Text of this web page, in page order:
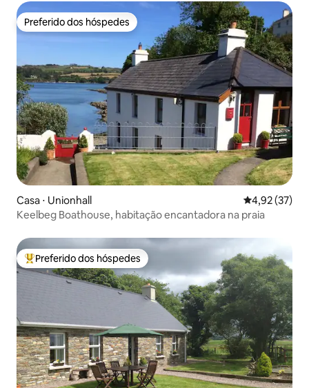
Preferido dos hóspedes
Preferido dos hóspedes
Casa ⋅ Unionhall 4,92 de uma
4,92 (37)
Keelbeg Boathouse, habitação encantadora na praia
Entre os melhores preferidos dos hóspedes
Preferido dos hóspedes